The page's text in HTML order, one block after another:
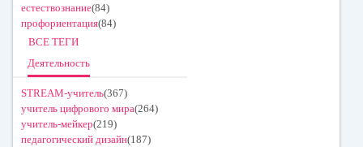
естествознание(84)
профориентация(84)
ВСЕ ТЕГИ
Деятельность
STREAM-учитель(367)
учитель цифрового мира(264)
учитель-мейкер(219)
педагогический дизайн(187)